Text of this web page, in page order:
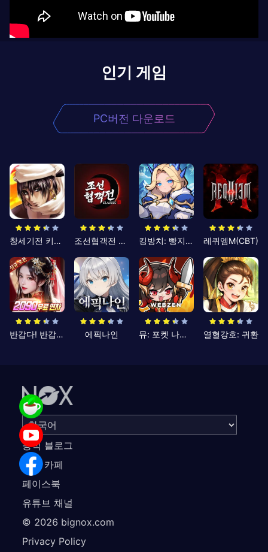
인기 게임
PC버전 다운로드
창세기전 키우기 조선협객전 클래식 킹방치: 빵지의 제왕 레퀴엠M(CBT)
반갑다! 반갑삼국지 에픽나인 뮤: 포켓 나이츠 열혈강호: 귀환
공식 블로그
공식 카페
페이스북
유튜브 채널
© 2026 bignox.com
Privacy Policy